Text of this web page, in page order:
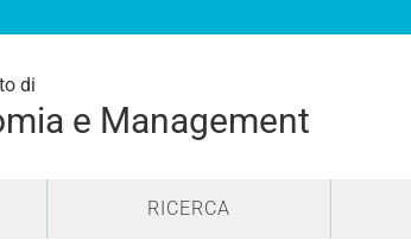
di
e Management
RICERCA